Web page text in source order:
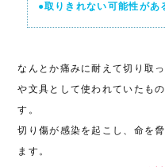
●取りきれない可能性があ
なんとか痛みに耐えて切り取
や文具として使われていたも
す。
切り傷が感染を起こし、命を
ます。